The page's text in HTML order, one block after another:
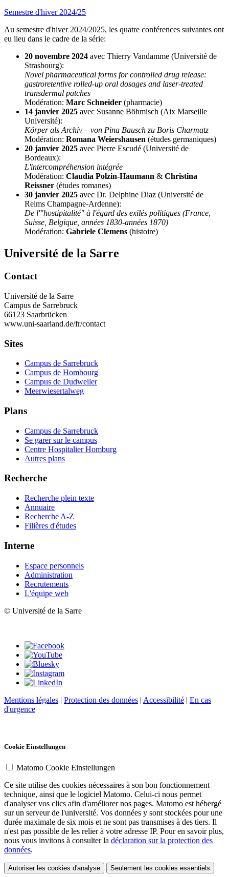
Semestre d'hiver 2024/25
Au semestre d'hiver 2024/2025, les quatre conférences suivantes ont
eu lieu dans le cadre de la série:
20 novembre 2024 avec Thierry Vandamme (Université de
Strasbourg):
Novel pharmaceutical forms for controlled drug release:
gastroretentive rolled-up oral dosages and laser-treated
transdermal patches
Modération: Marc Schneider (pharmacie)
14 janvier 2025 avec Susanne Böhmisch (Aix Marseille
Université):
Körper als Archiv – von Pina Bausch zu Boris Charmatz
Modération: Romana Weiershausen (études germaniques)
20 janvier 2025 avec Pierre Escudé (Université de
Bordeaux):
L'intercompréhension intégrée
Modération: Claudia Polzin-Haumann & Christina
Reissner (études romanes)
30 janvier 2025 avec Dr. Delphine Diaz (Université de
Reims Champagne-Ardenne):
De l'"hostipitalité" à l'égard des exilés politiques (France,
Suisse, Belgique, années 1830-années 1870)
Modération: Gabriele Clemens (histoire)
Université de la Sarre
Contact
Université de la Sarre
Campus de Sarrebruck
66123 Saarbrücken
www.uni-saarland.de/fr/contact
Sites
Campus de Sarrebruck
Campus de Hombourg
Campus de Dudweiler
Meerwiesertalweg
Plans
Campus de Sarrebruck
Se garer sur le campus
Centre Hospitalier Homburg
Autres plans
Recherche
Recherche plein texte
Annuaire
Recherche A-Z
Filières d'études
Interne
Espace personnels
Administration
Recrutements
L'équipe web
© Université de la Sarre
Mentions légales | Protection des données | Accessibilité | En cas
d'urgence
Cookie Einstellungen
Matomo Cookie Einstellungen
Ce site utilise des cookies nécessaires à son bon fonctionnement
technique, ainsi que le logiciel Matomo. Celui-ci nous permet
d'analyser vos clics afin d'améliorer nos pages. Matomo est hébergé
sur un serveur de l'université. Vos données y sont stockées pour une
durée maximale de six mois et ne sont pas transmises à des tiers. Il
n'est pas possible de les relier à votre adresse IP. Pour en savoir plus,
nous vous invitons à consulter la déclaration sur la protection des
données.
Autoriser les cookies d'analyse Seulement les cookies essentiels